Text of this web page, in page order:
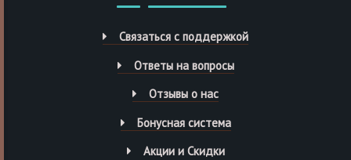
Связаться с поддержкой
Ответы на вопросы
Отзывы о нас
Бонусная система
Акции и Скидки